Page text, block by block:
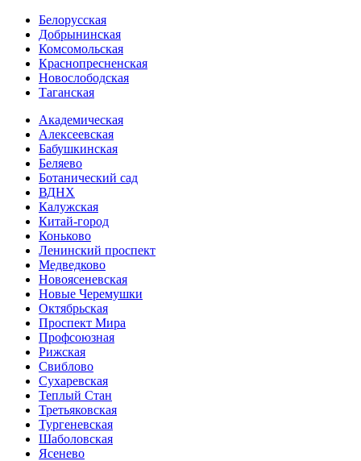
Белорусская
Добрынинская
Комсо­мольская
Краснопресненская
Новослободская
Таганская
Академическая
Алексеевская
Бабушкинская
Беляево
Ботанический сад
ВДНХ
Калужская
Китай-город
Коньково
Ленинский проспект
Медведково
Новоясе­невская
Новые Черемушки
Октябрьская
Проспект Мира
Профсоюзная
Рижская
Свиблово
Сухаревская
Теплый Стан
Третьяковская
Тургеневская
Шаболовская
Ясенево